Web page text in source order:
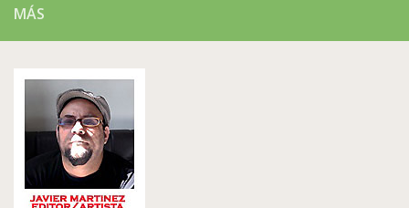
MÁS